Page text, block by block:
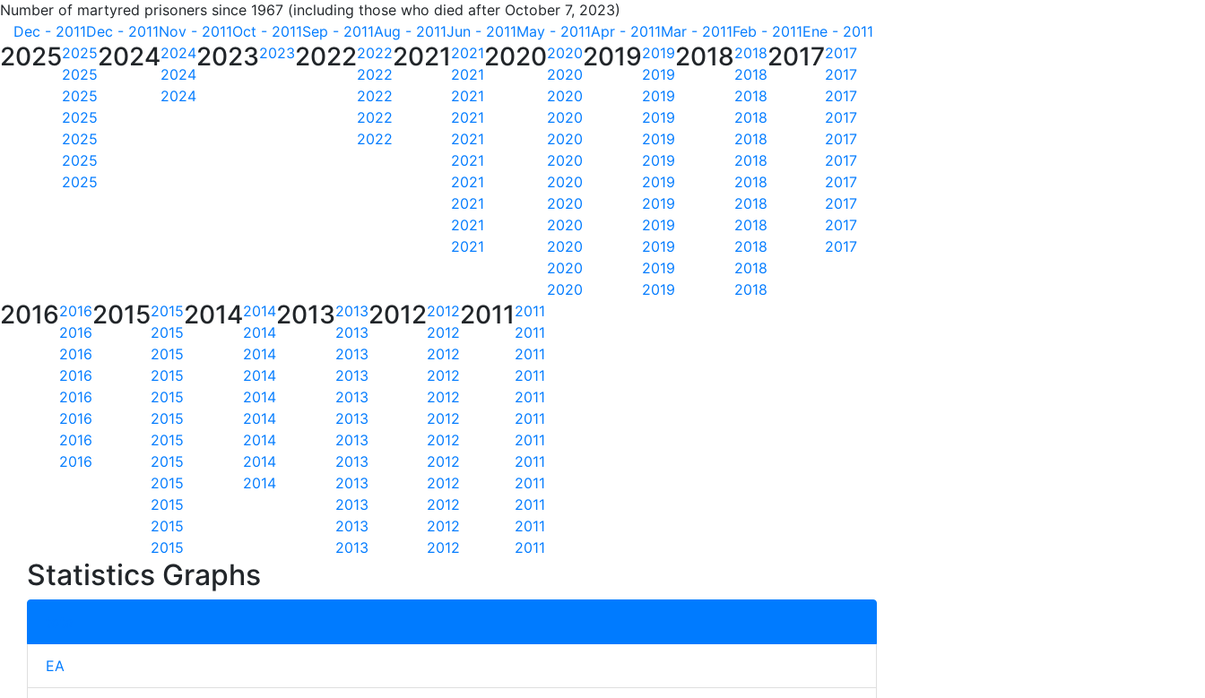
Number of martyred prisoners since 1967 (including those who died after October 7, 2023)
Dec - 2011Dec - 2011Nov - 2011Oct - 2011Sep - 2011Aug - 2011Jun - 2011May - 2011Apr - 2011Mar - 2011Feb - 2011Ene - 2011
20252025
2025
2025
2025
2025
2025
2025
20242024
2024
2024
2023202320222022
2022
2022
2022
2022
2021 2021
2021
2021
2021
2021
2021
2021
2021
2021
2021
20202020
2020
2020
2020
2020
2020
2020
2020
2020
2020
2020
2020
20192019
2019
2019
2019
2019
2019
2019
2019
2019
2019
2019
2019
20182018
2018
2018
2018
2018
2018
2018
2018
2018
2018
2018
2018
20172017
2017
2017
2017
2017
2017
2017
2017
2017
2017
20162016
2016
2016
2016
2016
2016
2016
2016
20152015
2015
2015
2015
2015
2015
2015
2015
2015
2015
2015
2015
20142014
2014
2014
2014
2014
2014
2014
2014
2014
20132013
2013
2013
2013
2013
2013
2013
2013
2013
2013
2013
2013
20122012
2012
2012
2012
2012
2012
2012
2012
2012
2012
2012
2012
2011 2011
2011
2011
2011
2011
2011
2011
2011
2011
2011
2011
2011
Statistics Graphs
EA